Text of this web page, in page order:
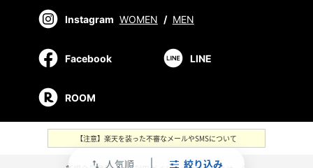
swap_vert 人気順 絞り込み
Instagram WOMEN / MEN
Facebook LINE
ROOM
【注意】楽天を装った不審なメールやSMSについて